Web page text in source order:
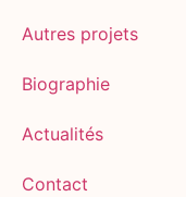
Autres projets
Biographie
Actualités
Contact